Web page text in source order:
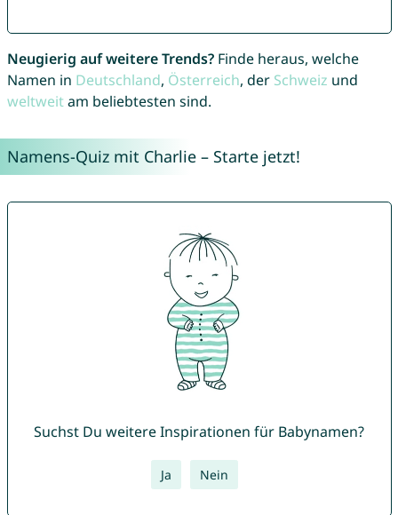
Neugierig auf weitere Trends?Finde heraus, welche
Namen in Deutschland, Österreich, der Schweiz und
weltweitam beliebtesten sind.
Namens-Quiz mit Charlie – Starte jetzt!
Suchst Du weitere Inspirationen für Babynamen?
Ja Nein